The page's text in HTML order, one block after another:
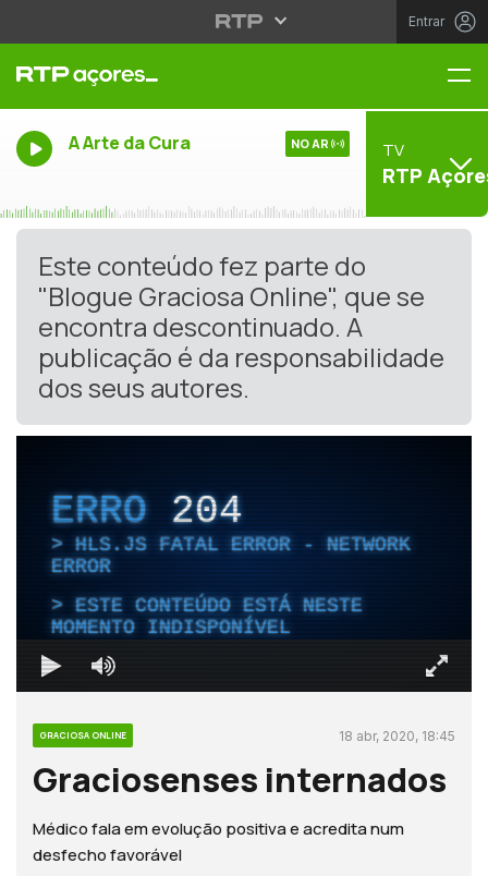
Entrar
A Arte da Cura NO AR TV
RTP
Este conteúdo fez parte do
"Blogue Graciosa Online", que se
encontra descontinuado. A
publicação é da responsabilidade
dos seus autores.
ERRO204
HLS.JS FATAL ERROR - NETWORK
ERROR
ESTE CONTEÚDO ESTÁ NESTE
MOMENTO INDISPONÍVEL
GRACIOSA ONLINE 18 abr, 2020, 18:45
Graciosenses internados
Médico fala em evolução positiva e acredita num
desfecho favorável